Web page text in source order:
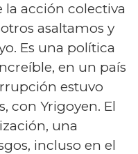
acción colectiva
asaltamos y
Es una política
en un país
estuvo
con Yrigoyen. El
una
incluso en el